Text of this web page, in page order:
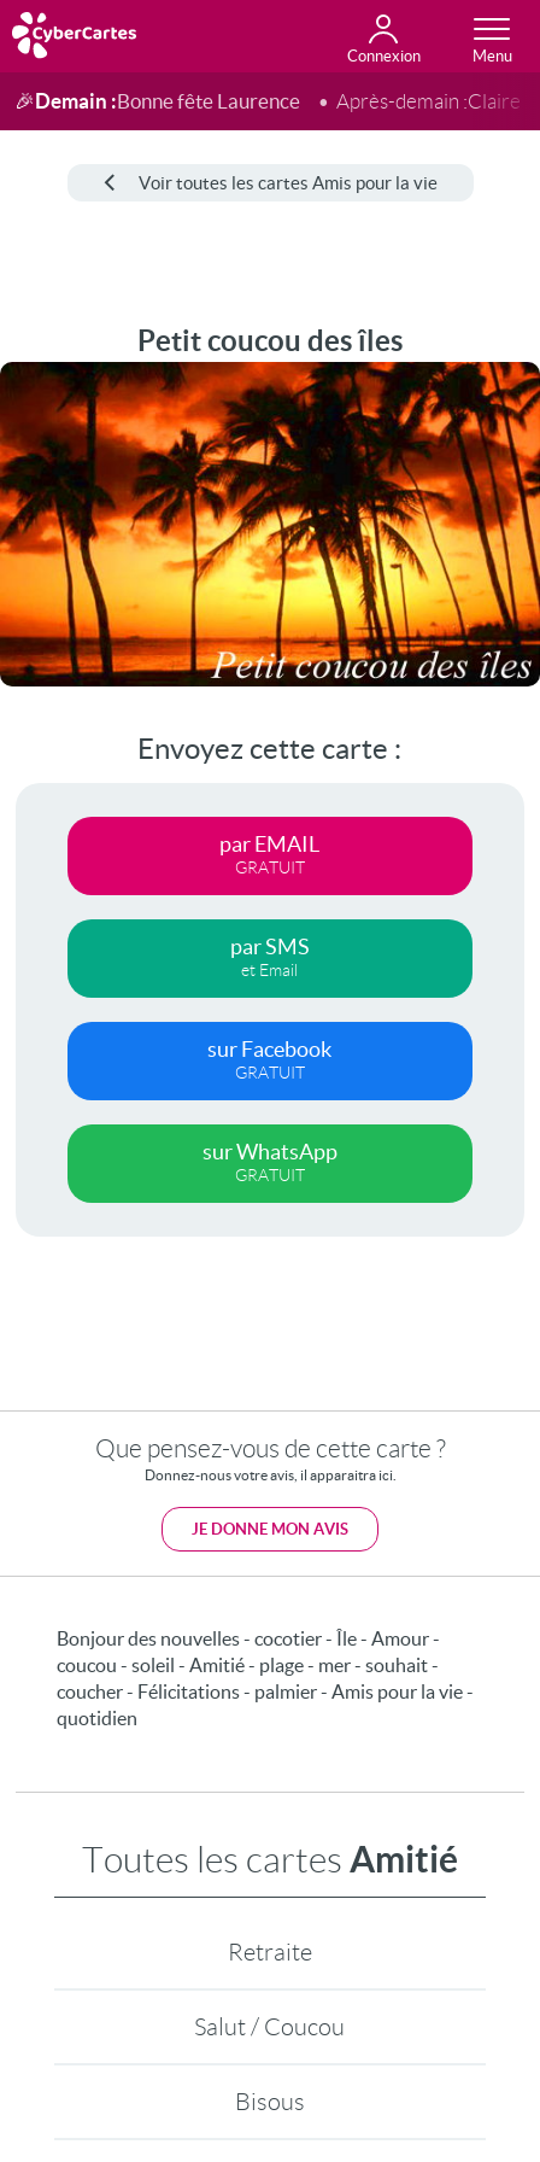
Connexion
Anniversaire
Fête du jour
Amour
Amitié
Merci
Toutes les cartes
🎉Demain :Bonne fête Laurence Après-demain :Claire
Voir toutes les cartes Amis pour la vie
Petit coucou des îles
Envoyez cette carte :
par EMAIL
GRATUIT
par SMS
et Email
sur Facebook
GRATUIT
sur WhatsApp
GRATUIT
Que pensez-vous de cette carte ?
Donnez-nous votre avis, il apparaitra ici.
JE DONNE MON AVIS
Bonjour des nouvelles - cocotier - Île - Amour -
coucou - soleil - Amitié - plage - mer - souhait -
coucher - Félicitations - palmier - Amis pour la vie -
quotidien
Toutes les cartes Amitié
Retraite
Salut / Coucou
Bisous